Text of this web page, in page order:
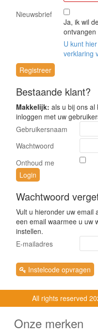
Nieuwsbrief
Ja, ik wil
ontvangen
U kunt
verklaring
Bestaande klant?
Makkelijk: als u bij ons al
inloggen met uw
Gebruikersnaam
Wachtwoord
Onthoud me
Wachtwoord
Vult u hieronder uw email
een email waarmee u uw
instellen.
E-mailadres
Instelcode opvragen
All rights reserved
Onze merken